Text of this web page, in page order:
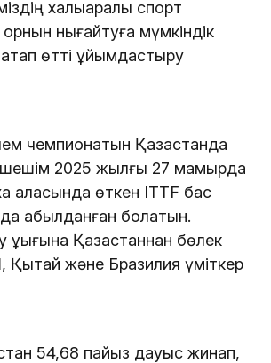
халықаралық спорт
нығайтуға мүмкіндік
өтті ұйымдастыру
чемпионатын Қазақстанда
шешім 2025 жылғы 27 мамырда
қаласында өткен ITTF бас
қабылданған болатын.
құқығына Қазақстаннан бөлек
және Бразилия үміткер
54,68 пайыз дауыс жинап,